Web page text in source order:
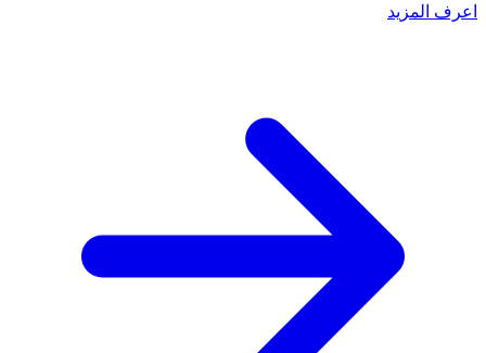
اعرف المزيد